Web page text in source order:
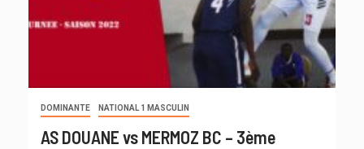
DOMINANTE NATIONAL 1 MASCULIN
AS DOUANE vs MERMOZ BC – 3ème